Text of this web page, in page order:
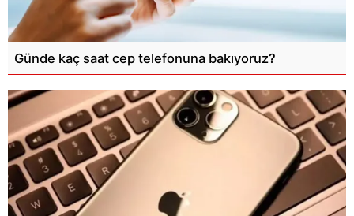
Günde kaç saat cep telefonuna bakıyoruz?